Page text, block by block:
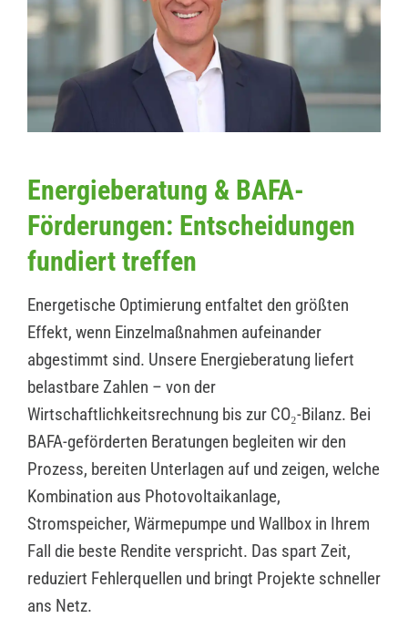
Energieberatung & BAFA-
Förderungen: Entscheidungen
fundiert treffen
Energetische Optimierung entfaltet den größten
Effekt, wenn Einzelmaßnahmen aufeinander
abgestimmt sind. Unsere Energieberatung liefert
belastbare Zahlen – von der
Wirtschaftlichkeitsrechnung bis zur CO₂-Bilanz. Bei
BAFA-geförderten Beratungen begleiten wir den
Prozess, bereiten Unterlagen auf und zeigen, welche
Kombination aus Photovoltaikanlage,
Stromspeicher, Wärmepumpe und Wallbox in Ihrem
Fall die beste Rendite verspricht. Das spart Zeit,
reduziert Fehlerquellen und bringt Projekte schneller
ans Netz.